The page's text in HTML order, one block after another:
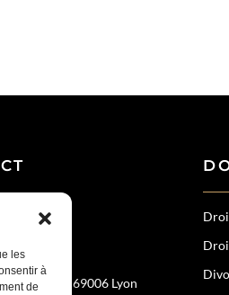
les
à
de
54
de Saxe, 69006 Lyon